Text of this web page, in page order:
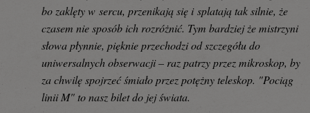
bo zaklęty w sercu, przenikają się i splatają tak silnie, że
czasem nie sposób ich rozróżnić. Tym bardziej że mistrzyni
słowa płynnie, pięknie przechodzi od szczegółu do
uniwersalnych obserwacji – raz patrzy przez mikroskop, by
za chwilę spojrzeć śmiało przez potężny teleskop. "Pociąg
linii M" to nasz bilet do jej świata.